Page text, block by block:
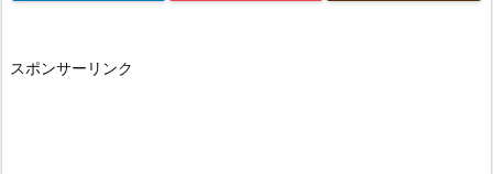
スポンサーリンク